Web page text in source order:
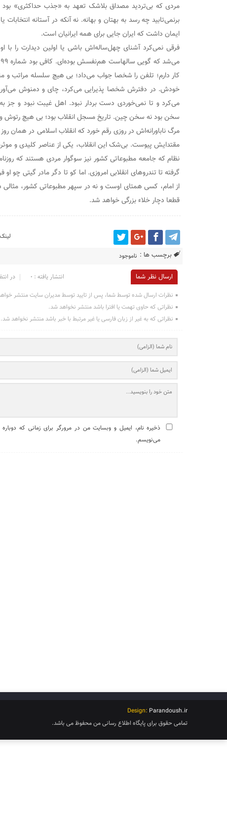
مردی که بی‌تردید مصداق بلاشک تعهد به «جذب حداکثری»
برنمی‌تابید چه رسد به بهتان و بهانه. نه آنکه در آستانه
ایمان داشت که ایران جایی برای همه ایرانیان است.
فرقی نمی‌کرد آشنای چهل‌ساله‌اش باشی یا اولین دیدارت را با
کار دارم؛ تلفن را شخصا جواب می‌داد؛ بی هیچ سلسله
خودش. در دفترش شخصا پذیرایی می‌کرد، چای و دمنوش
می‌کرد و تا نمی‌خوردی دست بردار نبود. اهل غیبت نبود و جز
سخن بود نه سخن چین. تاریخ مسجل انقلاب بود؛ بی هیچ
مرگ ناباورانه‌اش در روزی رقم خورد که انقلاب اسلامی در همان
مقتدایش پیوست. بی‌شک این انقلاب، یکی از عناصر کلیدی و
نظام که جامعه مطبوعاتی کشور نیز سوگوار مردی هستند که
گرفته تا تندروهای انقلابی امروزی. اما کو تا دگر مادر گیتی چو او
از امام، کسی همتای اوست و نه در سپهر مطبوعاتی کشور، مثالی
قطعا دچار خلاء بزرگی خواهد شد.
برچسب ها : ناموجود
ارسال نظر شما در انتشار یافته : ۰
نظرات ارسال شده توسط شما، پس از تایید توسط مدیران سایت منتشر
نظراتی که حاوی تهمت یا افترا باشد منتشر نخواهد شد.
نظراتی که به غیر از زبان فارسی یا غیر مرتبط با خبر باشد منتشر نخواهد شد.
ذخیره نام، ایمیل و وبسایت من در مرورگر برای زمانی که
می‌نویسم.
Design: Parandoush.ir
تمامی حقوق برای پایگاه اطلاع رسانی من محفوظ می باشد.